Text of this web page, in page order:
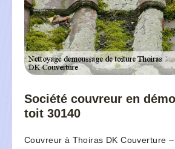
Société couvreur en
toit 30140
Couvreur à Thoiras DK Couverture